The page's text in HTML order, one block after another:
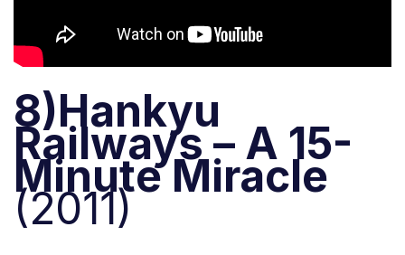
8)Hankyu
Railways – A 15-
Minute Miracle
(2011)